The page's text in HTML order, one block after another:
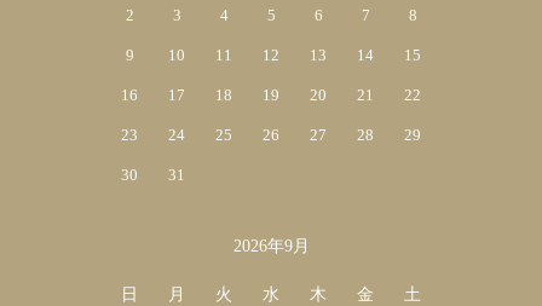
2 3 4 5 6 7 8
9 10 11 12 13 14 15
16 17 18 19 20 21 22
23 24 25 26 27 28 29
30 31
2026年9月
日 月 火 水 木 金 土